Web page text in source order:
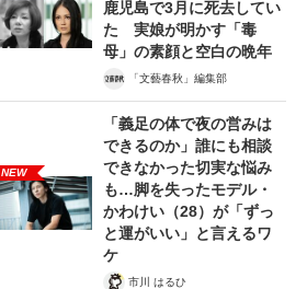
鹿児島で3月に死去してい
た 実娘が明かす「毒
母」の素顔と空白の晩年
「文藝春秋」編集部
NEW
「義足の体で夜の営みは
できるのか」誰にも相談
できなかった切実な悩み
も…脚を失ったモデル・
かわけい（28）が「ずっ
と運がいい」と言えるワ
ケ
市川 はるひ